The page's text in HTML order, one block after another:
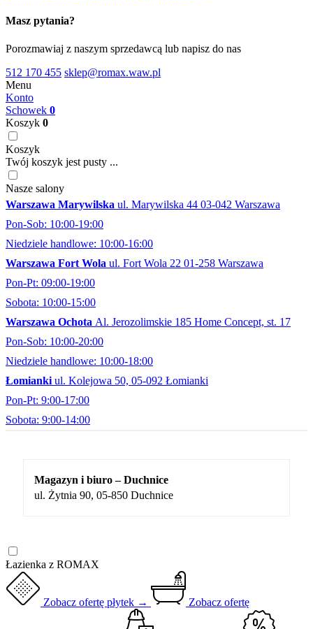
Masz pytania?
Porozmawiaj z naszym sprzedawcą lub napisz do nas
512 170 455 sklep@romax.waw.pl
Menu
Konto
Schowek 0
Koszyk 0
Koszyk
Twój koszyk jest pusty ...
Nasze salony
Warszawa Marywilska ul. Marywilska 44 03-042 Warszawa
Pon-Sob: 10:00-19:00
Niedziele handlowe: 10:00-16:00
Warszawa Fort Wola ul. Fort Wola 22 01-258 Warszawa
Pon-Pt: 09:00-19:00
Sobota: 10:00-15:00
Warszawa Ochota Al. Jerozolimskie 185 Home Concept, st. 17
Pon-Sob: 10:00-20:00
Niedziele handlowe: 10:00-18:00
Łomianki ul. Kolejowa 50, 05-092 Łomianki
Pon-Pt: 9:00-17:00
Sobota: 9:00-14:00
Magazyn i biuro – Duchnice
ul. Żytnia 90, 05-850 Duchnice
Łazienka z ROMAX
Zobacz ofertę płytek → Zobacz ofertę